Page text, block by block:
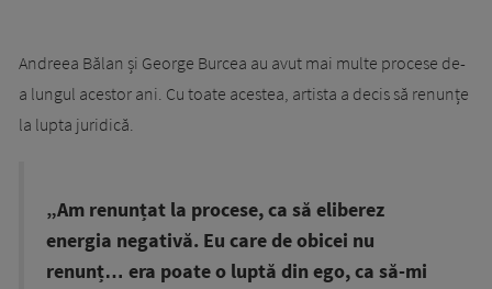
Andreea Bălan și George Burcea au avut mai multe procese de-
a lungul acestor ani. Cu toate acestea, artista a decis să renunțe
la lupta juridică.
„Am renunțat la procese, ca să eliberez
energia negativă. Eu care de obicei nu
renunț… era poate o luptă din ego, ca să-mi